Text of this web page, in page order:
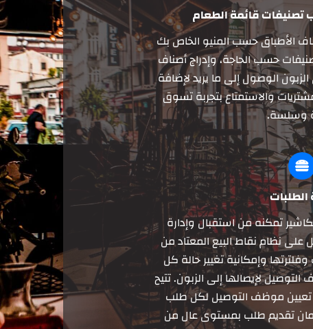
قائمة الطعام
الأطباق حسب المنيو الخاص بك
حسب الحاجة، وإدراج أصناف
الوصول إلى ما يريد لإضافة
والاستمتاع بتجربة تسوق
وسلسة.
الطلبات
تمكنه من استقبال وإدارة
نظام نقاط البيع المعتاد من
وإمكانية تغيير حالة كل
لإيصالها إلى الزبون. تتيح
موظف التوصيل لكل طلب
تقديم طلب بمستوى عال من